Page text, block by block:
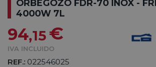
ORBEGOZO FDR-70 INOX -
4000W 7L
94,15€
IVA INCLUIDO
REF.: 022546025